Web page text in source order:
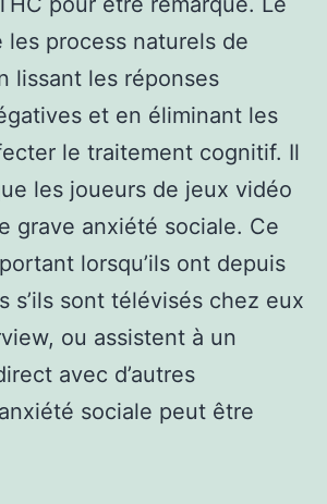
les process naturels de
lissant les réponses
et en éliminant les
le traitement cognitif. Il
les joueurs de jeux vidéo
grave anxiété sociale. Ce
lorsqu’ils ont depuis
s’ils sont télévisés chez eux
ou assistent à un
avec d’autres
sociale peut être